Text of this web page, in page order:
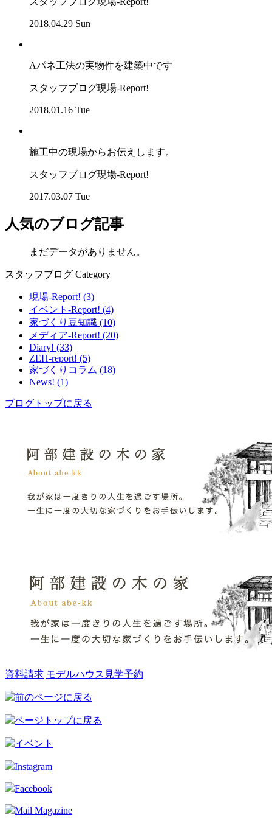
2018.04.29 Sun
Aパネ工法の実物件を建築中です
スタッフブログ現場-Report!
2018.01.16 Tue
施工中の現場からお伝えします。
スタッフブログ現場-Report!
2017.03.07 Tue
人気のブログ記事
まだデータがありません。
スタッフブログ Category
現場-Report! (3)
イベント-Report! (4)
家づくり豆知識 (10)
メディア-Report! (20)
Diary! (33)
ZEH-report! (5)
家づくりコラム (18)
News! (1)
ブログトップに戻る
資料請求 モデルハウス見学予約
前のページに戻る
ページトップに戻る
イベント
Instagram
Facebook
Mail Magazine